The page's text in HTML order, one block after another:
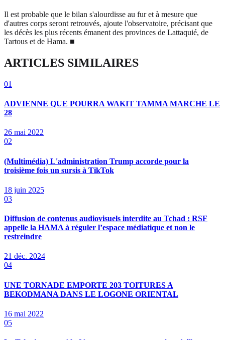
Il est probable que le bilan s'alourdisse au fur et à mesure que
d'autres corps seront retrouvés, ajoute l'observatoire, précisant que
les décès les plus récents émanent des provinces de Lattaquié, de
Tartous et de Hama. ■
ARTICLES SIMILAIRES
01
ADVIENNE QUE POURRA WAKIT TAMMA MARCHE LE
28
26 mai 2022
02
(Multimédia) L'administration Trump accorde pour la
troisième fois un sursis à TikTok
18 juin 2025
03
Diffusion de contenus audiovisuels interdite au Tchad : RSF
appelle la HAMA à réguler l’espace médiatique et non le
restreindre
21 déc. 2024
04
UNE TORNADE EMPORTE 203 TOITURES A
BEKODMANA DANS LE LOGONE ORIENTAL
16 mai 2022
05